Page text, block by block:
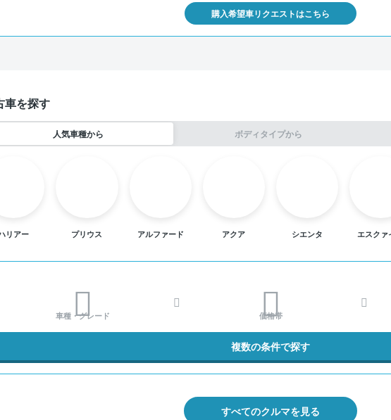
購入希望車リクエストはこちら
車を探す
人気車種から ボディタイプから
リアー プリウス アルファード アクア シエンタ エスクァ
車種・グレード 価格帯
複数の条件で探す
すべてのクルマを見る